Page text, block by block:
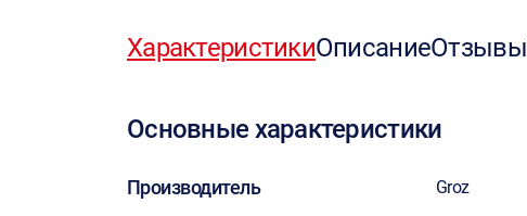
ХарактеристикиОписаниеОтзывы
Основные характеристики
Производитель Groz